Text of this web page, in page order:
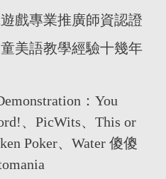
戲專業推廣師資認證
美語教學經驗十幾年
：You
、PicWits、This or
Poker、Water 傻傻